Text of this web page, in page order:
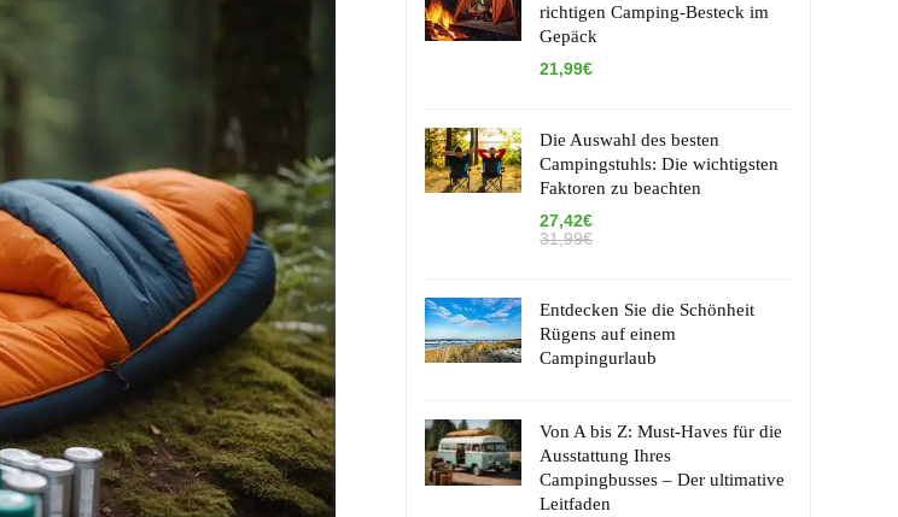
richtigen Camping-Besteck im
Gepäck
21,99€
Die Auswahl des besten
Campingstuhls: Die wichtigsten
Faktoren zu beachten
27,42€
31,99€
Entdecken Sie die Schönheit
Rügens auf einem
Campingurlaub
Von A bis Z: Must-Haves für die
Ausstattung Ihres
Campingbusses – Der ultimative
Leitfaden